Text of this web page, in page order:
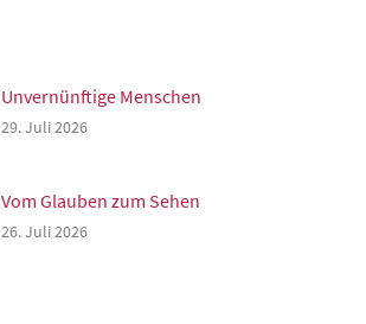
Unvernünftige Menschen
29. Juli 2026
Vom Glauben zum Sehen
26. Juli 2026